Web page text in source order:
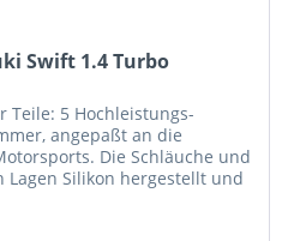
Swift 1.4 Turbo
Teile: 5 Hochleistungs-
ange­­paßt an die
Die Schläuche und
Silikon hergestellt und